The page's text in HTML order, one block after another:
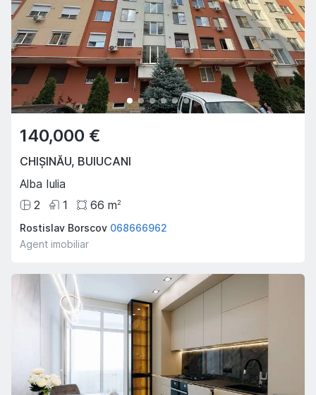
140,000 €
CHIȘINĂU, BUIUCANI
Alba Iulia
2
1 66 m2
Rostislav Borscov 068666962
Agent imobiliar